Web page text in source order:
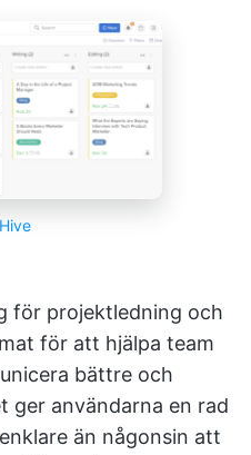
Hive
för projektledning och
för att hjälpa team
bättre och
ger användarna en rad
än någonsin att